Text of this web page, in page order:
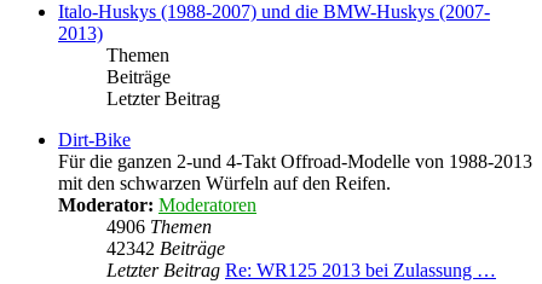
Italo-Huskys (1988-2007) und die BMW-Huskys (2007-
2013)
Themen
Beiträge
Letzter Beitrag
Dirt-Bike
Für die ganzen 2-und 4-Takt Offroad-Modelle von 1988-2013
mit den schwarzen Würfeln auf den Reifen.
Moderator: Moderatoren
4906 Themen
42342 Beiträge
Letzter Beitrag Re: WR125 2013 bei Zulassung …